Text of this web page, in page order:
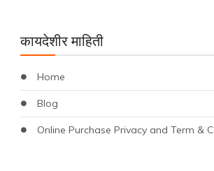
कायदेशीर माहिती
Home
Blog
Online Purchase Privacy and Term &